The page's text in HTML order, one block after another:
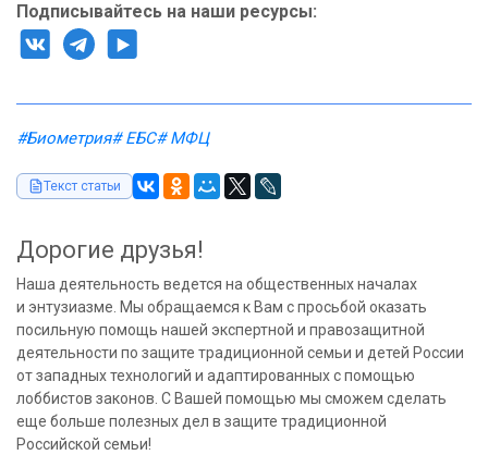
Подписывайтесь на наши ресурсы:
#Биометрия# ЕБС# МФЦ
Текст статьи
Дорогие друзья!
Наша деятельность ведется на общественных началах
и энтузиазме. Мы обращаемся к Вам с просьбой оказать
посильную помощь нашей экспертной и правозащитной
деятельности по защите традиционной семьи и детей России
от западных технологий и адаптированных с помощью
лоббистов законов. С Вашей помощью мы сможем сделать
еще больше полезных дел в защите традиционной
Российской семьи!